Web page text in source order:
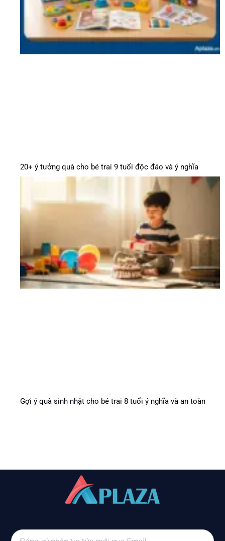
20+ ý tưởng quà cho bé trai 9 tuổi độc đáo và ý nghĩa
Gợi ý quà sinh nhật cho bé trai 8 tuổi ý nghĩa và an toàn